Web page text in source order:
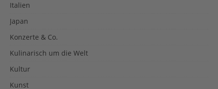
Italien
Japan
Konzerte & Co.
Kulinarisch um die Welt
Kultur
Kunst